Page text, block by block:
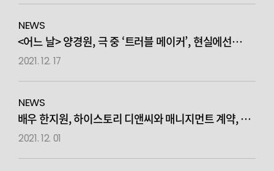
NEWS
<어느 날> 양경원, 극 중 ‘트러블 메이커’, 현실에선
‘분위기 메이커’ 반전 매력 뿜뿜!
2021. 12. 17
NEWS
배우 한지원, 하이스토리 디앤씨와 매니지먼트 계약, 새
프로필 화보 공개
2021. 12. 01